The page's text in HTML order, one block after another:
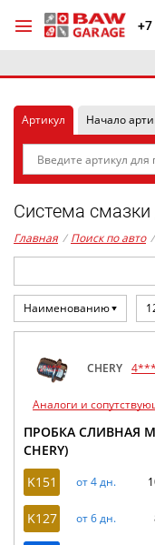
+7
Артикул Начало
Система смазки
Главная / Поиск по авто /
Наименованию
CHERY
Аналоги и
ПРОБКА СЛИВНАЯ
CHERY)
K151
от 4 дн.
K127 от 6 дн.